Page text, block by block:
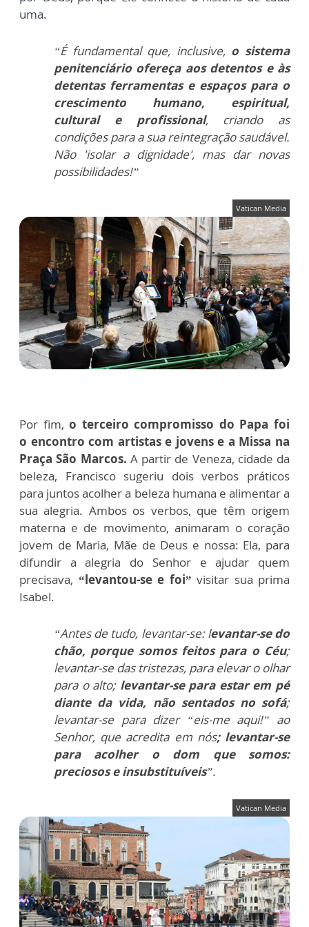
uma.
“É fundamental que, inclusive, o sistema
penitenciário ofereça aos detentos e às
detentas ferramentas e espaços para o
crescimento humano, espiritual,
cultural e profissional, criando as
condições para a sua reintegração saudável.
Não 'isolar a dignidade', mas dar novas
possibilidades!”
Vatican Media
Por fim,o terceiro compromisso do Papa foi
o encontro com artistas e jovens e a Missa na
Praça São Marcos. A partir de Veneza, cidade da
beleza, Francisco sugeriu dois verbos práticos
para juntos acolher a beleza humana e alimentar a
sua alegria. Ambos os verbos, que têm origem
materna e de movimento, animaram o coração
jovem de Maria, Mãe de Deus e nossa: Ela, para
difundir a alegria do Senhor e ajudar quem
precisava, “levantou-se e foi” visitar sua prima
Isabel.
“Antes de tudo, levantar-se: levantar-se do
chão, porque somos feitos para o Céu;
levantar-se das tristezas, para elevar o olhar
para o alto; levantar-se para estar em pé
diante da vida, não sentados no sofá;
levantar-se para dizer “eis-me aqui!” ao
Senhor, que acredita em nós; levantar-se
para acolher o dom que somos:
preciosos e insubstituíveis”.
Vatican Media